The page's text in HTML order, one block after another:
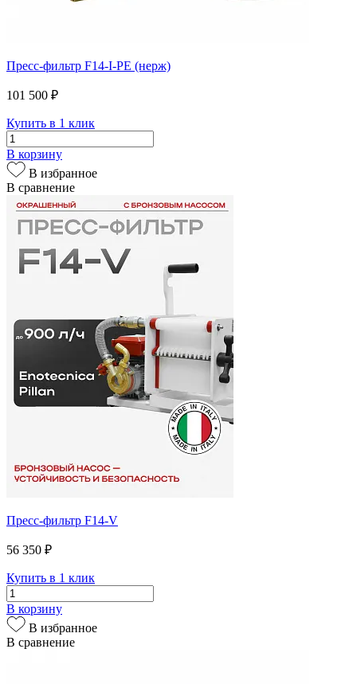
Пресс-фильтр F14-I-PE (нерж)
101 500 ₽
Купить в 1 клик
В корзину
В избранное
В сравнение
Пресс-фильтр F14-V
56 350 ₽
Купить в 1 клик
В корзину
В избранное
В сравнение